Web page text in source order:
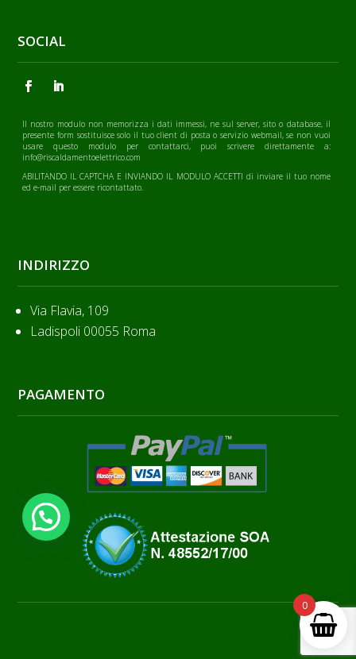
SOCIAL
Il nostro modulo non memorizza i dati immessi, ne sul server, sito o database, il
presente form sostituisce solo il tuo client di posta o servizio webmail, se non vuoi
usare questo modulo per contattarci, puoi scrivere direttamente a:
info@riscaldamentoelettrico.com
ABILITANDO IL CAPTCHA E INVIANDO IL MODULO ACCETTI di inviare il tuo nome
ed e-mail per essere ricontattato.
INDIRIZZO
Via Flavia, 109
Ladispoli 00055 Roma
PAGAMENTO
0
Hai bisogno di aiuto?